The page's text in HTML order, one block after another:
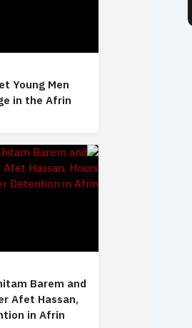
Young Men
in the Afrin
Barem and
Afet Hassan,
in Afrin